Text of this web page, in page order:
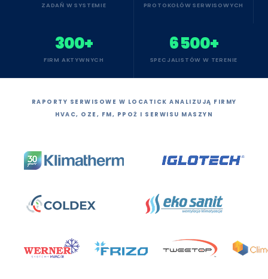
ZADAŃ W SYSTEMIE PROTOKOŁÓW SERWISOWYCH
300+
FIRM AKTYWNYCH
6 500+
SPECJALISTÓW W TERENIE
RAPORTY SERWISOWE W LOCATICK ANALIZUJĄ FIRMY
HVAC, OZE, FM, PPOŻ I SERWISU MASZYN